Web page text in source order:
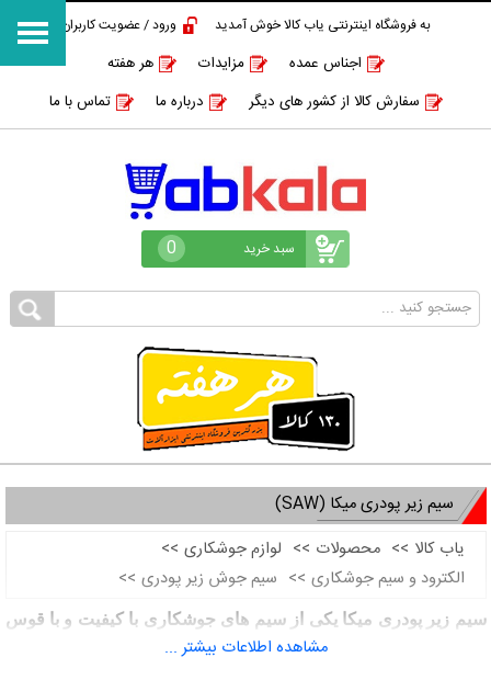
به فروشگاه اینترنتی یاب کالا خوش آمدید ورود / عضویت کاربران
اجناس عمده مزایدات
هر هفته
سفارش کالا از کشور های دیگر
درباره ما تماس با ما
سبد خرید 0
سیم زیر پودری میکا (SAW)
یاب کالا >> محصولات >> لوازم جوشکاری >>
الکترود و سیم جوشکاری >> سیم جوش زیر پودری >>
سیم زیر پودری میکا یکی از سیم های جوشکاری با کیفیت و با قوس
جوشکاری بالا می باشدمشاهده اطلاعات بیشتر ...